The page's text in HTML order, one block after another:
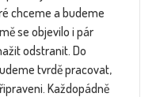
chceme a budeme
se objevilo i pár
odstranit. Do
tvrdě pracovat,
Každopádně